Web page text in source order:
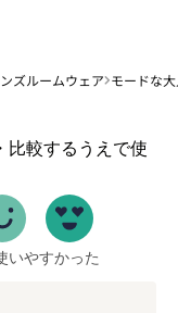
ズルームウェア モードな
比較するうえで使
いやすかった